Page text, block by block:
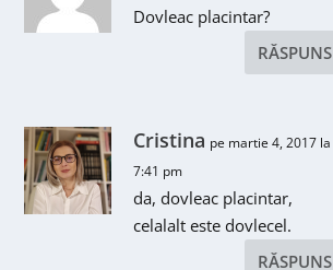
Dovleac placintar?
RĂSPUNS
Cristina pe martie 4, 2017 la
7:41 pm
da, dovleac placintar,
celalalt este dovlecel.
RĂSPUNS